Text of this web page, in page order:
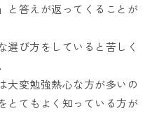
と答えが返ってくることが
選び方をしていると苦しく
大変勉強熱心な方が多いの
とてもよく知っている方が